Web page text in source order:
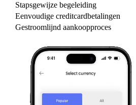
Stapsgewijze begeleiding
Eenvoudige creditcardbetalingen
Gestroomlijnd aankoopproces